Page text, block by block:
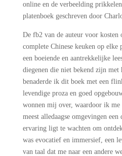
online en de verbeelding
platenboek geschreven door
De fb2 van de auteur voor kosten
complete Chinese keuken op
een boeiende en aantrekkelijke
diegenen die niet bekend zijn met
benaderde ik dit boek met een
levendige proza en goed
wonnen mij over, waardoor ik me
meest alledaagse omgevingen
ervaring ligt te wachten om
was evocatief en immersief, een
van taal dat me naar een andere